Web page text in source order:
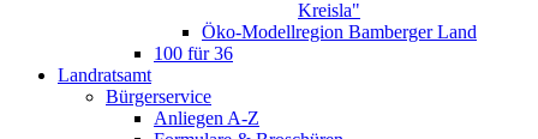
Kreisla"
Öko-Modellregion Bamberger Land
100 für 36
Landratsamt
Bürgerservice
Anliegen A-Z